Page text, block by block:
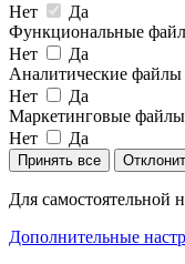
Нет
Да
Функциональные
Нет
Да
Аналитические файлы
Нет
Да
Маркетинговые
Нет
Да
Принять все
Для самостоятельной
Дополнительные